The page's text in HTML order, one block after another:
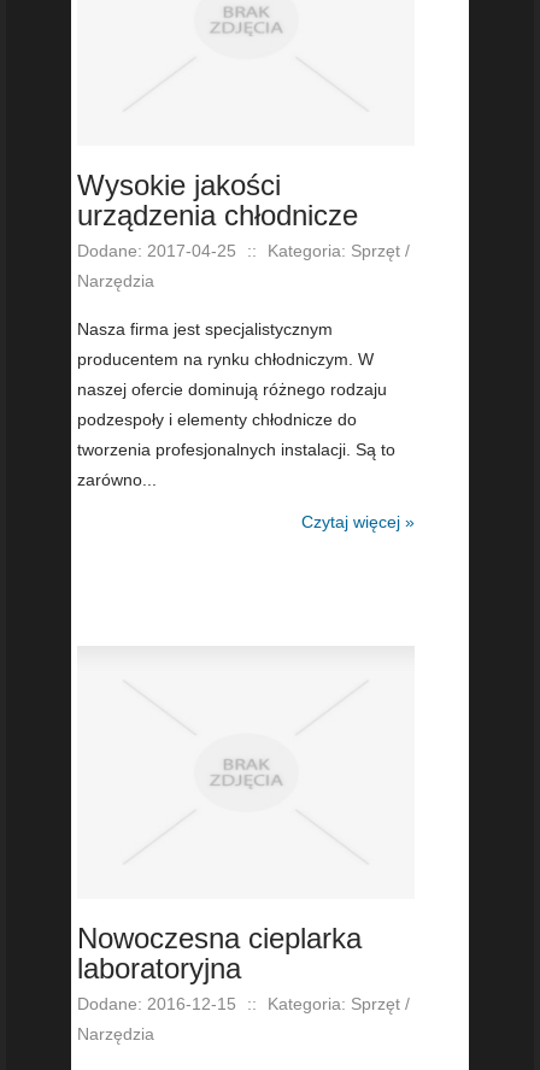
Wysokie jakości
urządzenia chłodnicze
Dodane: 2017-04-25 ::
Kategoria: Sprzęt /
Narzędzia
Nasza firma jest specjalistycznym
producentem na rynku chłodniczym. W
naszej ofercie dominują różnego rodzaju
podzespoły i elementy chłodnicze do
tworzenia profesjonalnych instalacji. Są to
zarówno...
Czytaj więcej »
Nowoczesna cieplarka
laboratoryjna
Dodane: 2016-12-15 ::
Kategoria: Sprzęt /
Narzędzia